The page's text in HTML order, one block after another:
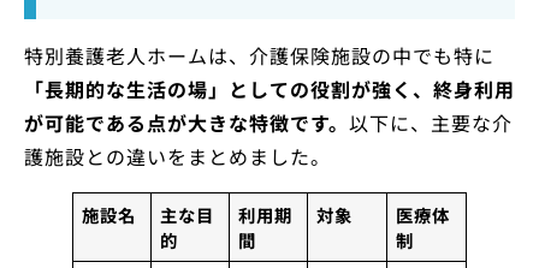
特別養護老人ホームは、介護保険施設の中でも特に
「長期的な生活の場」としての役割が強く、終身利用
が可能である点が大きな特徴です。 以下に、主要な介
護施設との違いをまとめました。
施設名
主な目
的
利用期
間
対象
医療体
制